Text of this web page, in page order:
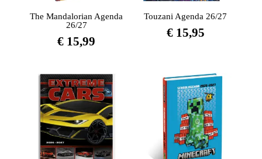
The Mandalorian Agenda
26/27
€ 15,99
Touzani Agenda 26/27
€15,95